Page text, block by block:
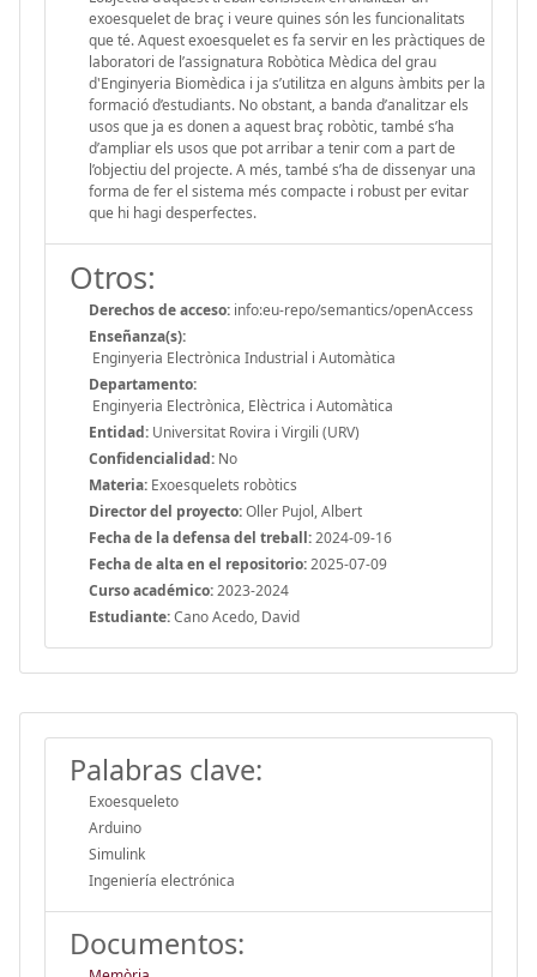
exoesquelet de braç i veure quines són les funcionalitats
que té. Aquest exoesquelet es fa servir en les pràctiques de
laboratori de l’assignatura Robòtica Mèdica del grau
d'Enginyeria Biomèdica i ja s’utilitza en alguns àmbits per la
formació d’estudiants. No obstant, a banda d’analitzar els
usos que ja es donen a aquest braç robòtic, també s’ha
d’ampliar els usos que pot arribar a tenir com a part de
l’objectiu del projecte. A més, també s’ha de dissenyar una
forma de fer el sistema més compacte i robust per evitar
que hi hagi desperfectes.
Otros:
Derechos de acceso: info:eu-repo/semantics/openAccess
Enseñanza(s):
Enginyeria Electrònica Industrial i Automàtica
Departamento:
Enginyeria Electrònica, Elèctrica i Automàtica
Entidad: Universitat Rovira i Virgili (URV)
Confidencialidad: No
Materia: Exoesquelets robòtics
Director del proyecto:Oller Pujol, Albert
Fecha de la defensa del treball:2024-09-16
Fecha de alta en el repositorio:2025-07-09
Curso académico:2023-2024
Estudiante:Cano Acedo, David
Palabras clave:
Exoesqueleto
Arduino
Simulink
Ingeniería electrónica
Documentos: